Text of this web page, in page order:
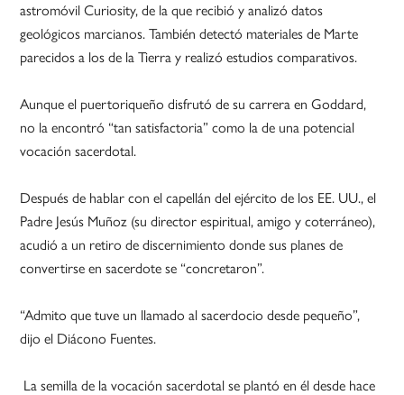
astromóvil Curiosity, de la que recibió y analizó datos
geológicos marcianos. También detectó materiales de Marte
parecidos a los de la Tierra y realizó estudios comparativos.
Aunque el puertoriqueño disfrutó de su carrera en Goddard,
no la encontró “tan satisfactoria” como la de una potencial
vocación sacerdotal.
Después de hablar con el capellán del ejército de los EE. UU., el
Padre Jesús Muñoz (su director espiritual, amigo y coterráneo),
acudió a un retiro de discernimiento donde sus planes de
convertirse en sacerdote se “concretaron”.
“Admito que tuve un llamado al sacerdocio desde pequeño”,
dijo el Diácono Fuentes.
La semilla de la vocación sacerdotal se plantó en él desde hace